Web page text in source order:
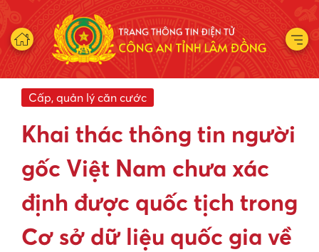
Cấp, quản lý căn cước
Khai thác thông tin người
gốc Việt Nam chưa xác
định được quốc tịch trong
Cơ sở dữ liệu quốc gia về